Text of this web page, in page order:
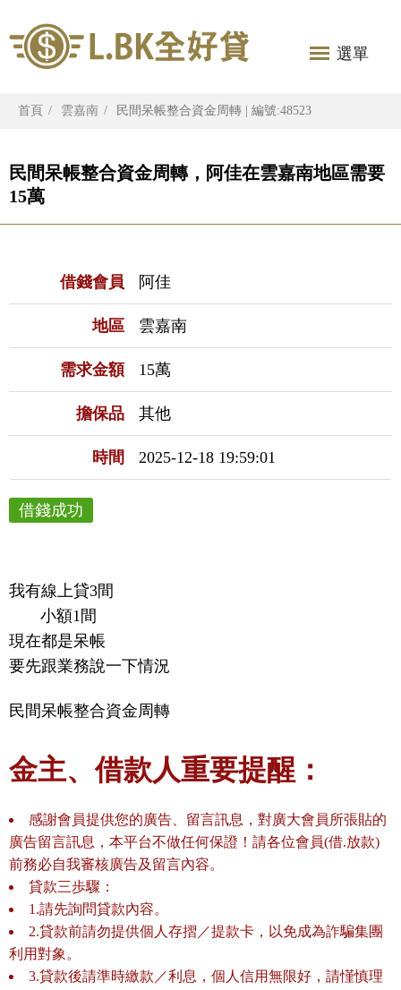
選單
首頁 雲嘉南 民間呆帳整合資金周轉 | 編號:48523
民間呆帳整合資金周轉，阿佳在雲嘉南地區需要
15萬
借錢會員 阿佳
地區 雲嘉南
需求金額 15萬
擔保品 其他
時間 2025-12-18 19:59:01
借錢成功
我有線上貸3間
現在都是呆帳
要先跟業務說一下情況
民間呆帳整合資金周轉
金主、借款人重要提醒：
感謝會員提供您的廣告、留言訊息，對廣大會員所張貼的
廣告留言訊息，本平台不做任何保證！請各位會員(借.放款)
前務必自我審核廣告及留言內容。
貸款三歩驟：
1.請先詢問貸款內容。
2.貸款前請勿提供個人存摺／提款卡，以免成為詐騙集團
利用對象。
3.貸款後請準時繳款／利息，個人信用無限好，請慬慎理